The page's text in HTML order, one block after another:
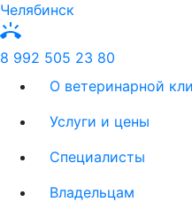
Челябинск
ring_volume
8 992 505 23 80
О ветеринарной
Услуги и цены
Специалисты
Владельцам